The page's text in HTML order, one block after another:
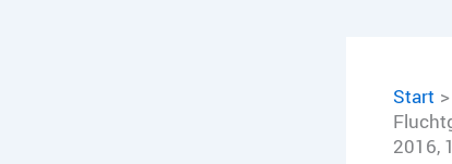
Start
2016,